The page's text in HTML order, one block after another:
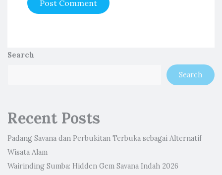
Search
Search
Recent Posts
Padang Savana dan Perbukitan Terbuka sebagai Alternatif
Wisata Alam
Wairinding Sumba: Hidden Gem Savana Indah 2026